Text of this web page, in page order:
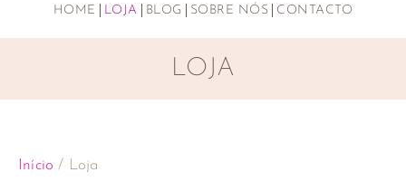
HOME LOJA BLOG SOBRE NÓS CONTACTO
LOJA
Início / Loja